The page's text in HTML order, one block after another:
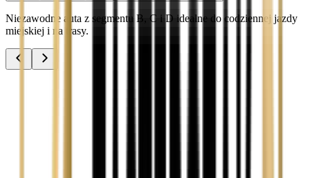
Niezawodne auta z segmentu B, C i D idealne do codziennej jazdy
miejskiej i na trasy.